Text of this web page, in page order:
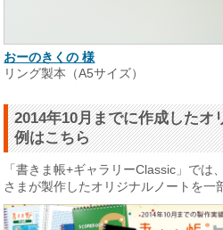
おーのきくの 様
リング製本（A5サイズ）
2014年10月までに作成したオ
例はこちら
「書きま帳+ギャラリーClassic」で
さまが製作したオリジナルノートを一